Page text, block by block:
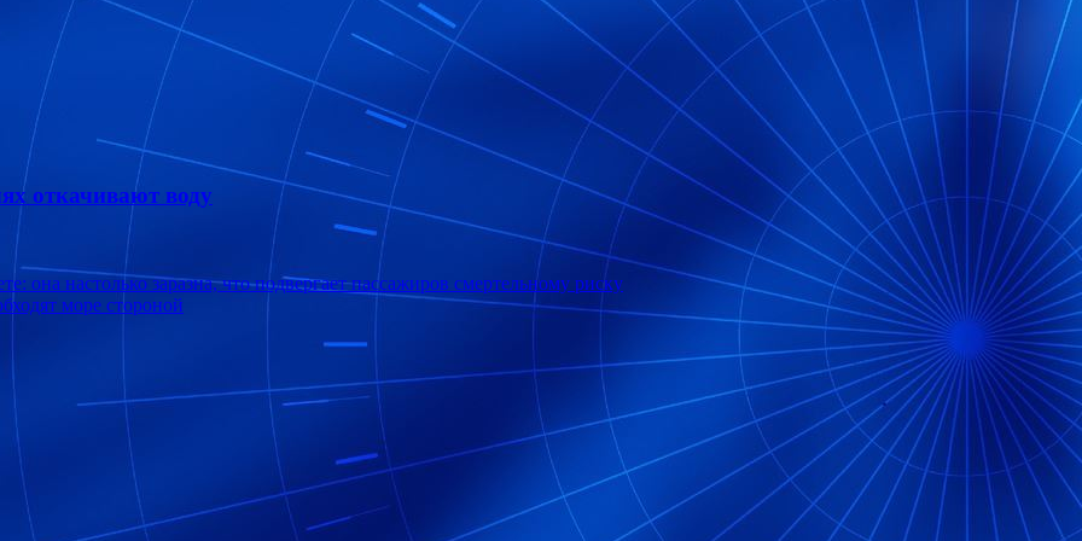
откачивают воду
она настолько заразна, что подвергает пассажиров смертельному риску
море стороной